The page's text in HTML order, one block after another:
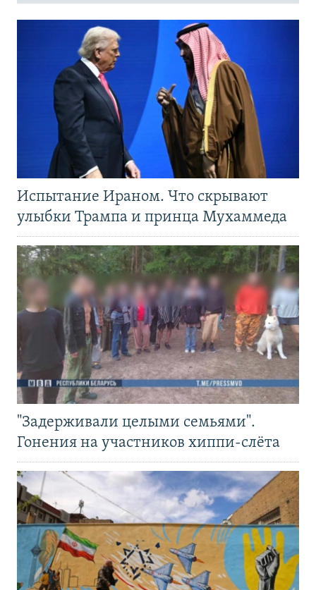
Испытание Ираном. Что скрывают
улыбки Трампа и принца Мухаммеда
"Задерживали целыми семьями".
Гонения на участников хиппи-слёта